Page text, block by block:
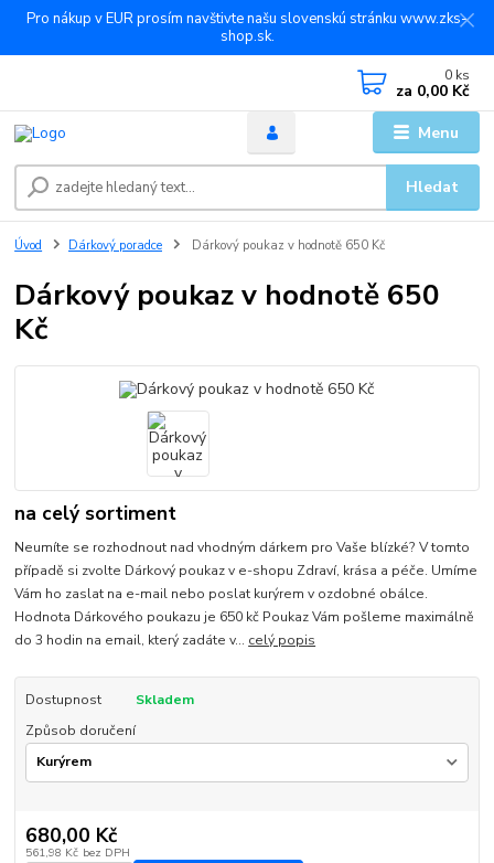
Pro nákup v EUR prosím navštivte našu slovenskú stránku www.zks-
shop.sk.
Menu
Hledat
0 ks
za 0,00 Kč
Úvod Dárkový poradce Dárkový poukaz v hodnotě 650 Kč
Dárkový poukaz v hodnotě 650
Kč
na celý sortiment
Neumíte se rozhodnout nad vhodným dárkem pro Vaše blízké? V tomto
případě si zvolte Dárkový poukaz v e-shopu Zdraví, krása a péče. Umíme
Vám ho zaslat na e-mail nebo poslat kurýrem v ozdobné obálce.
Hodnota Dárkového poukazu je 650 kč Poukaz Vám pošleme maximálně
do 3 hodin na email, který zadáte v... celý popis
Dostupnost
Skladem
Způsob doručení
680,00 Kč
561,98 Kč bez DPH